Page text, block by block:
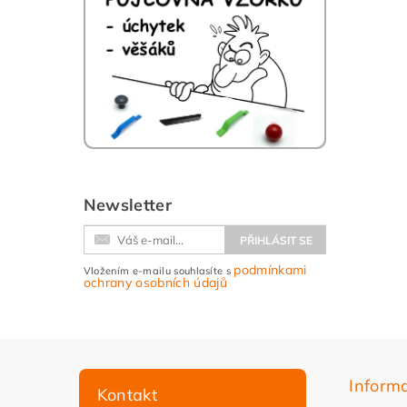
Newsletter
Vložením e-mailu souhlasíte s podmínkami
ochrany osobních údajů
Kontakt